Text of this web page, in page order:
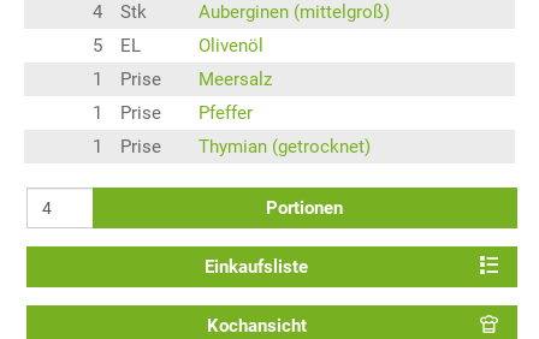
4 Stk
Auberginen (mittelgroß)
5
EL
Olivenöl
1
Prise
Meersalz
1
Prise
Pfeffer
1
Prise Thymian (getrocknet)
Portionen
Einkaufsliste
Kochansicht